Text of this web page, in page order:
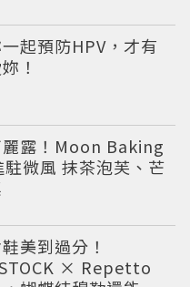
起預防HPV，才有
！
麗露！Moon Baking
微風 抹茶泡芙、芒
美到過分！
× Repetto